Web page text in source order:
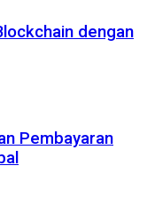
dengan
Pembayaran